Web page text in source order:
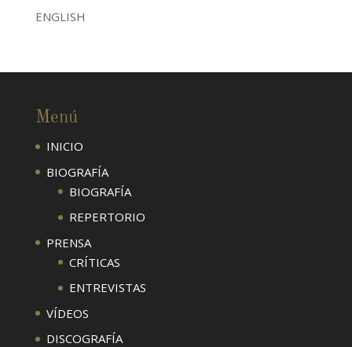
ENGLISH
Menú
INICIO
BIOGRAFÍA
BIOGRAFÍA
REPERTORIO
PRENSA
CRÍTICAS
ENTREVISTAS
VÍDEOS
DISCOGRAFÍA